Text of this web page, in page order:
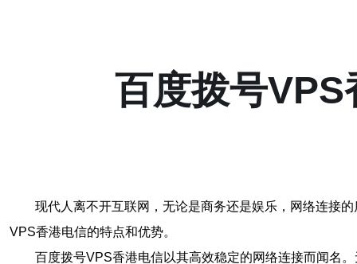
百度拨号
现代人离不开互联网，无论是商务还是娱乐，网络连接
VPS香港电信的特点和优势。
百度拨号VPS香港电信以其高效稳定的网络连接而闻名